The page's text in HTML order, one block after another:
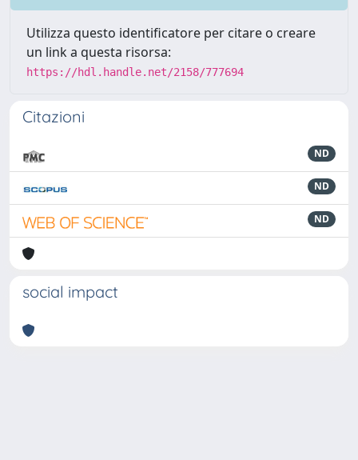
Utilizza questo identificatore per citare o creare
un link a questa risorsa:
https://hdl.handle.net/2158/777694
Citazioni
ND
ND
ND
social impact